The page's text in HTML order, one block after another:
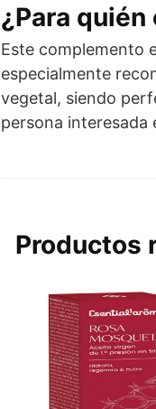
¿Para quién
Este complemento
especialmente
vegetal, siendo
persona interesada
Productos